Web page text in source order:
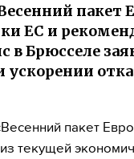
пакет
ЕС и
Брюсселе
пакет
текущей